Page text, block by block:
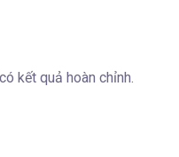
kết quả hoàn chỉnh.